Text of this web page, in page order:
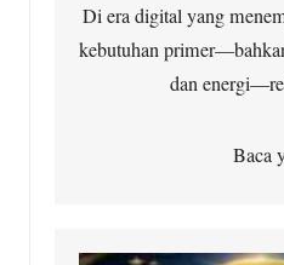
Di era digital yang
kebutuhan
dan
Baca